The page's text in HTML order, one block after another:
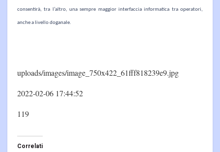
consentirà, tra l’altro, una sempre maggior interfaccia informatica tra operatori,
anche a livello doganale.
uploads/images/image_750x422_61fff818239e9.jpg
2022-02-06 17:44:52
119
Correlati